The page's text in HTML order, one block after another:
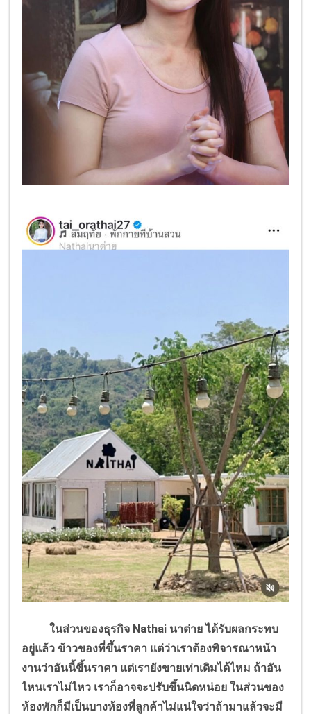
ในส่วนของธุรกิจ Nathai นาต่าย ได้รับผลกระทบ
อยู่แล้ว ข้าวของที่ขึ้นราคา แต่ว่าเราต้องพิจารณาหน้า
งานว่าอันนี้ขึ้นราคา แต่เรายังขายเท่าเดิมได้ไหม ถ้าอัน
ไหนเราไม่ไหว เราก็อาจจะปรับขึ้นนิดหน่อย ในส่วนของ
ห้องพักก็มีเป็นบางห้องที่ลูกค้าไม่แน่ใจว่าถ้ามาแล้วจะมี